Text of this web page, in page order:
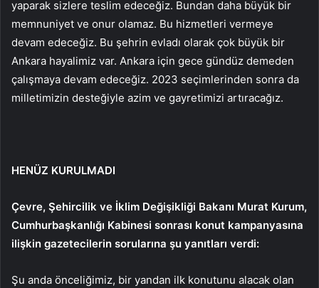
yaparak sizlere teslim edeceğiz. Bundan daha büyük bir
memnuniyet ve onur olamaz. Bu hizmetleri vermeye
devam edeceğiz. Bu şehrin evladı olarak çok büyük bir
Ankara hayalimiz var. Ankara için gece gündüz demeden
çalışmaya devam edeceğiz. 2023 seçimlerinden sonra da
milletimizin desteğiyle azim ve gayretimizi artıracağız.
HENÜZ KURULMADI
Çevre, Şehircilik ve İklim Değişikliği Bakanı Murat Kurum,
Cumhurbaşkanlığı Kabinesi sonrası konut kampanyasına
ilişkin gazetecilerin sorularına şu yanıtları verdi:
Şu anda önceliğimiz, bir yandan ilk konutunu alacak olan